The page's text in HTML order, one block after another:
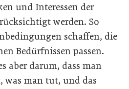
und Interessen der
werden. So
schaffen, die
Bedürfnissen passen.
aber darum, dass man
was man tut, und das